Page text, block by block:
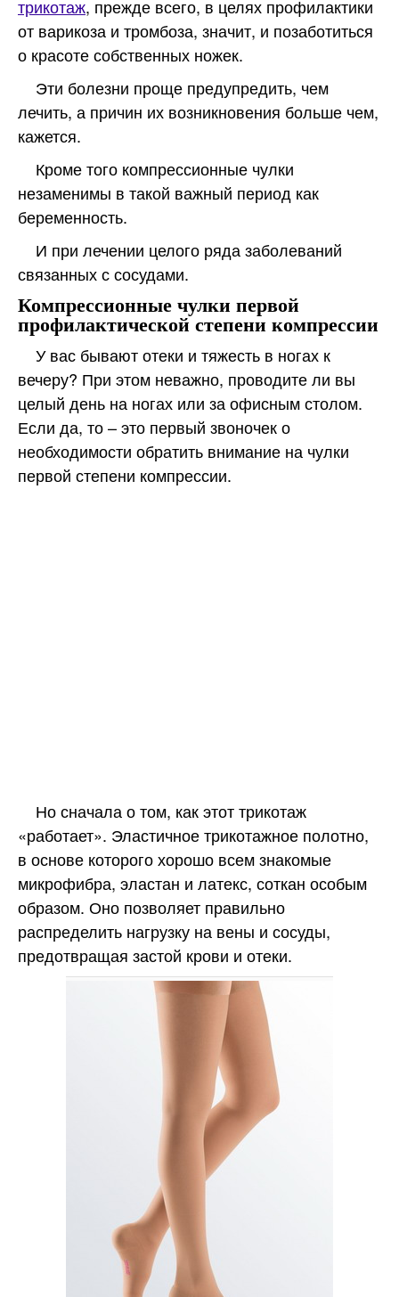
трикотаж, прежде всего, в целях профилактики
от варикоза и тромбоза, значит, и позаботиться
о красоте собственных ножек.
Эти болезни проще предупредить, чем
лечить, а причин их возникновения больше чем,
кажется.
Кроме того компрессионные чулки
незаменимы в такой важный период как
беременность.
И при лечении целого ряда заболеваний
связанных с сосудами.
Компрессионные чулки первой
профилактической степени компрессии
У вас бывают отеки и тяжесть в ногах к
вечеру? При этом неважно, проводите ли вы
целый день на ногах или за офисным столом.
Если да, то – это первый звоночек о
необходимости обратить внимание на чулки
первой степени компрессии.
Но сначала о том, как этот трикотаж
«работает». Эластичное трикотажное полотно,
в основе которого хорошо всем знакомые
микрофибра, эластан и латекс, соткан особым
образом. Оно позволяет правильно
распределить нагрузку на вены и сосуды,
предотвращая застой крови и отеки.